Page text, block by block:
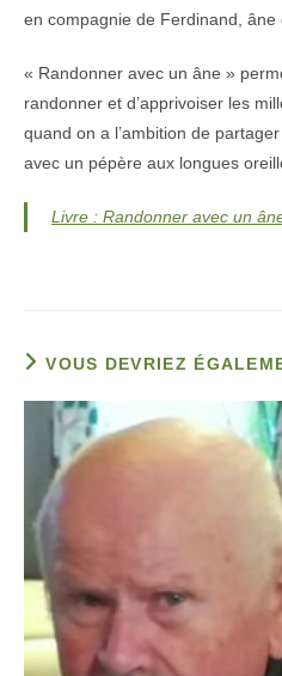
en compagnie de Ferdinand, âne
« Randonner avec un âne »
randonner et d’apprivoiser les
quand on a l’ambition de
avec un pépère aux longues
Livre : Randonner avec un
VOUS DEVRIEZ